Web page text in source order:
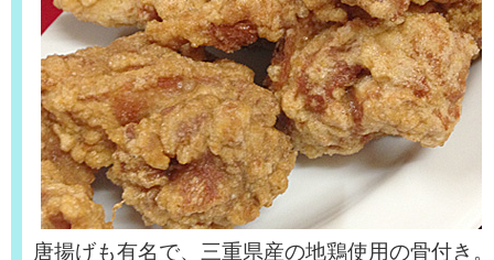
唐揚げも有名で、三重県産の地鶏使用の骨付き。